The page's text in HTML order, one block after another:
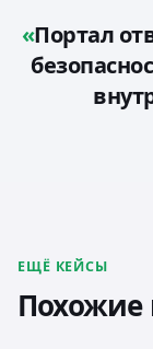
Портал
ЕЩЁ КЕЙСЫ
Похожие